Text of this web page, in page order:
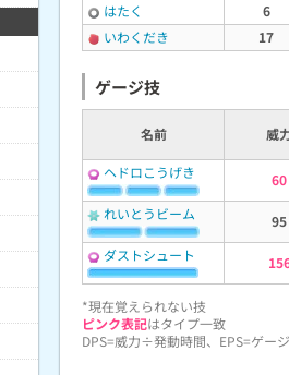
はたく
6
いわくだき
17
ゲージ技
名前 威
ヘドロこうげき
60
れいとうビーム
95
ダストシュート
*現在覚えられない技
ピンク表記はタイプ一致
DPS=威力÷発動時間、EPS=ゲー